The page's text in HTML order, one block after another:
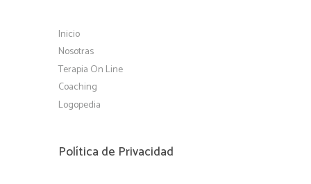
Inicio
Nosotras
Terapia On Line
Coaching
Logopedia
Política de Privacidad